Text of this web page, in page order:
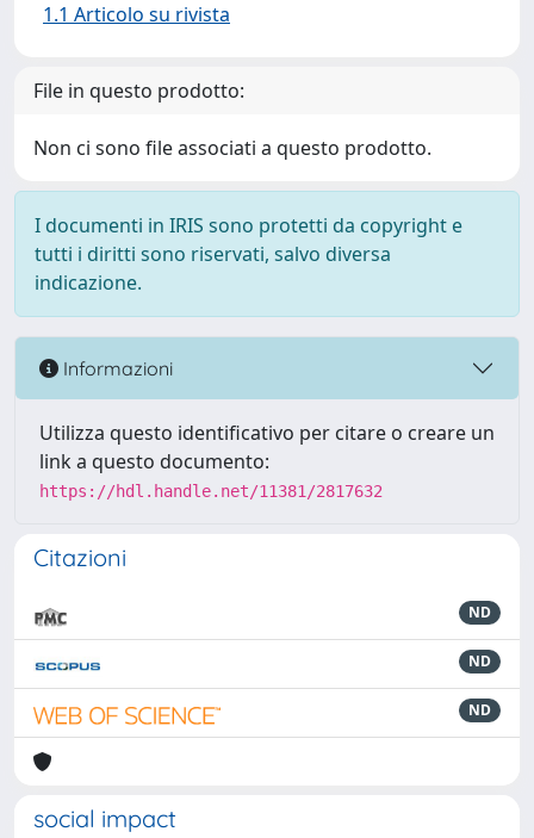
1.1 Articolo su rivista
File in questo prodotto:
Non ci sono file associati a questo prodotto.
I documenti in IRIS sono protetti da copyright e
tutti i diritti sono riservati, salvo diversa
indicazione.
Informazioni
Utilizza questo identificativo per citare o creare un
link a questo documento:
https://hdl.handle.net/11381/2817632
Citazioni
ND
ND
ND
social impact